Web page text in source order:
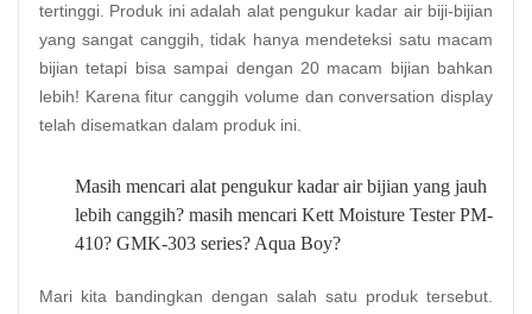
tertinggi. Produk ini adalah alat pengukur kadar air biji-bijian
yang sangat canggih, tidak hanya mendeteksi satu macam
bijian tetapi bisa sampai dengan 20 macam bijian bahkan
lebih! Karena fitur canggih volume dan conversation display
telah disematkan dalam produk ini.
Masih mencari alat pengukur kadar air bijian yang jauh
lebih canggih? masih mencari Kett Moisture Tester PM-
410? GMK-303 series? Aqua Boy?
Mari kita bandingkan dengan salah satu produk tersebut.